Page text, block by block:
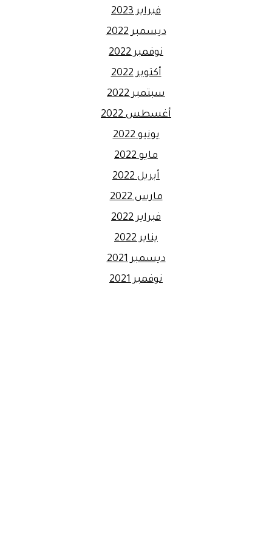
فبراير 2023
ديسمبر 2022
نوفمبر 2022
أكتوبر 2022
سبتمبر 2022
أغسطس 2022
يونيو 2022
مايو 2022
أبريل 2022
مارس 2022
فبراير 2022
يناير 2022
ديسمبر 2021
نوفمبر 2021